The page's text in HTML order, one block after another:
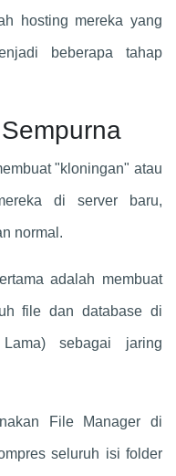
hosting mereka yang
beberapa tahap
"kloningan" atau
di server baru,
normal.
adalah membuat
file dan database di
sebagai jaring
File Manager di
seluruh isi folder